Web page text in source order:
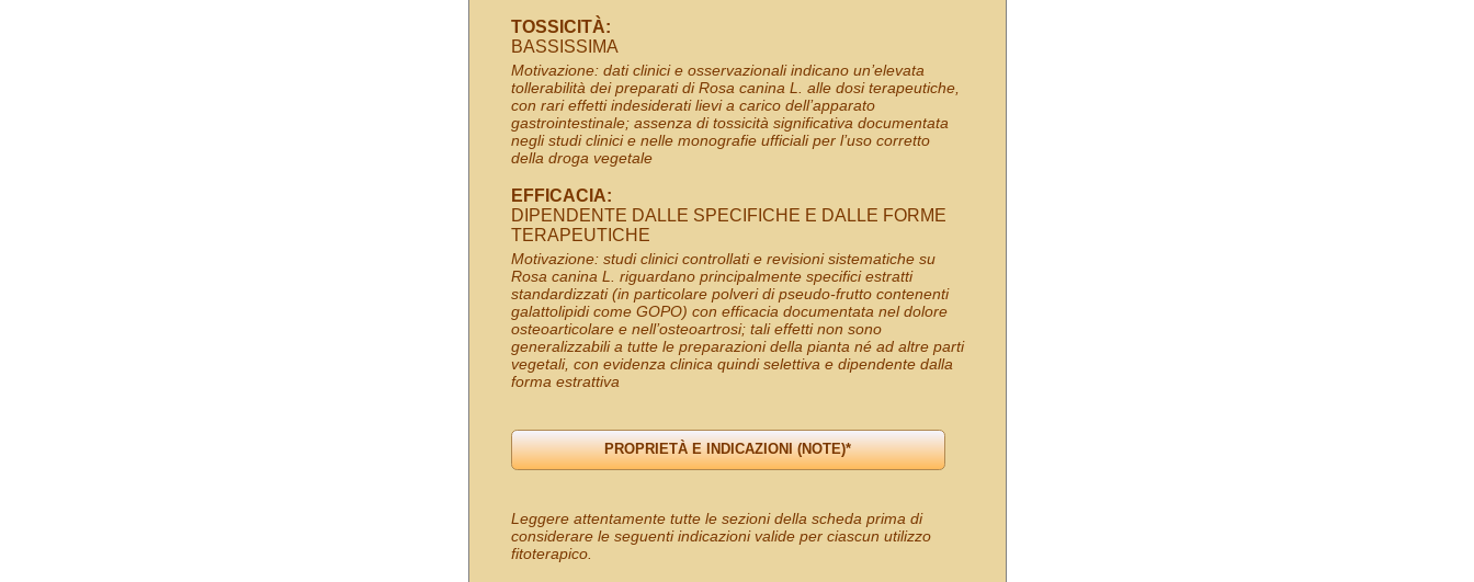
TOSSICITÀ:
BASSISSIMA
Motivazione: dati clinici e osservazionali indicano un’elevata
tollerabilità dei preparati di Rosa canina L. alle dosi terapeutiche,
con rari effetti indesiderati lievi a carico dell’apparato
gastrointestinale; assenza di tossicità significativa documentata
negli studi clinici e nelle monografie ufficiali per l’uso corretto
della droga vegetale
EFFICACIA:
DIPENDENTE DALLE SPECIFICHE E DALLE FORME
TERAPEUTICHE
Motivazione: studi clinici controllati e revisioni sistematiche su
Rosa canina L. riguardano principalmente specifici estratti
standardizzati (in particolare polveri di pseudo-frutto contenenti
galattolipidi come GOPO) con efficacia documentata nel dolore
osteoarticolare e nell’osteoartrosi; tali effetti non sono
generalizzabili a tutte le preparazioni della pianta né ad altre parti
vegetali, con evidenza clinica quindi selettiva e dipendente dalla
forma estrattiva
Leggere attentamente tutte le sezioni della scheda prima di
considerare le seguenti indicazioni valide per ciascun utilizzo
fitoterapico.